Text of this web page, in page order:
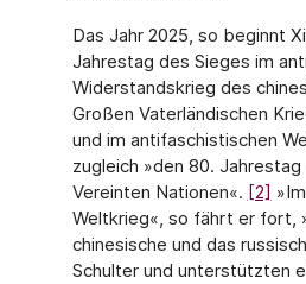
Das Jahr 2025, so beginnt
Jahrestag des Sieges im
Widerstandskrieg des
Großen Vaterländischen
und im antifaschistischen
zugleich »den 80.
Vereinten Nationen«. [2]
Weltkrieg«, so fährt er fort,
chinesische und das
Schulter und unterstützten